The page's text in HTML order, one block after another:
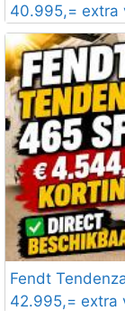
40.995,= extra
Fendt
42.995,= extra